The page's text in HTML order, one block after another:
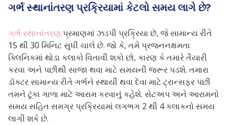
ગર્ભ સ્થાનાંતરણ પ્રક્રિયામાં કેટલો સમય લાગે છે?
ગર્ભ સ્થાનાંતરણ પ્રમાણમાં ઝડપી પ્રક્રિયા છે, જે સામાન્ય રીતે
15 થી 30 મિનિટ સુધી ચાલે છે. જો કે, તમે પ્રજનનક્ષમતા
ક્લિનિકમાં થોડા કલાકો વિતાવી શકો છો, કારણ કે તમારે તૈયારી
કરવા અને પછીથી સાજા થવા માટે સમયની જરૂર પડશે. તમારા
ડૉક્ટર સામાન્ય રીતે ગર્ભને સ્થાયી થવા દેવા માટે ટ્રાન્સફર પછી
તમને ટૂંકા ગાળા માટે આરામ કરવાનું કહેશે. સેટઅપ અને આરામનો
સમય સહિત સમગ્ર પ્રક્રિયામાં લગભગ 2 થી 4 કલાકનો સમય
લાગી શકે છે.